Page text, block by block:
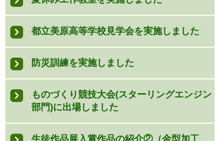
都立美原高等学校見学会を実施しました
防災訓練を実施しました
ものづくり競技大会(スターリングエンジン
部門)に出場しました
生徒作品展入賞作品の紹介②（金型加工